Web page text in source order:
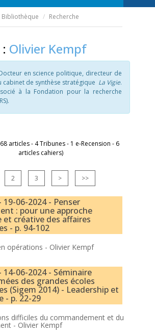
Bibliothèque Recherche
Olivier Kempf
en science politique, directeur de
cabinet de synthèse stratégique La Vigie.
à la Fondation pour la recherche
articles - 4 Tribunes - 1 e-Recension - 6
articles cahiers)
2 3 > >>
19-06-2024 - Penser
: pour une approche
et créative des affaires
- p. 94-102
opérations - Olivier Kempf
14-06-2024 - Séminaire
des grandes écoles
(Sigem 2014) - Leadership et
- p. 22-29
difficiles du commandement et du
- Olivier Kempf